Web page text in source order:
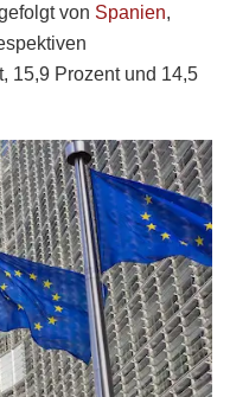
von Spanien,
15,9 Prozent und 14,5